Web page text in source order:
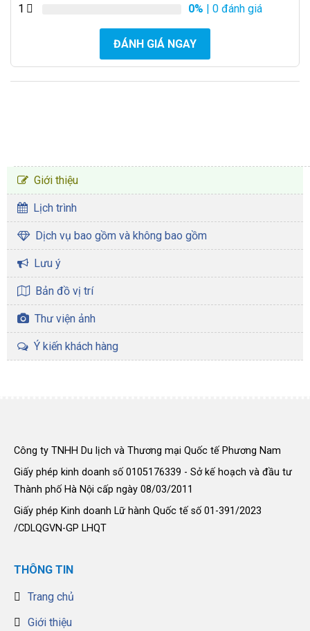
1
0% | 0 đánh giá
ĐÁNH GIÁ NGAY
Giới thiệu
Lịch trình
Dịch vụ bao gồm và không bao gồm
Lưu ý
Bản đồ vị trí
Thư viện ảnh
Ý kiến khách hàng
Công ty TNHH Du lịch và Thương mại Quốc tế Phương Nam
Giấy phép kinh doanh số 0105176339 - Sở kế hoạch và đầu tư
Thành phố Hà Nội cấp ngày 08/03/2011
Giấy phép Kinh doanh Lữ hành Quốc tế số 01-391/2023
/CDLQGVN-GP LHQT
THÔNG TIN
Trang chủ
Giới thiệu